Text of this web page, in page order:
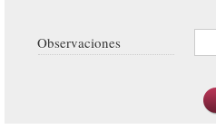
Observaciones